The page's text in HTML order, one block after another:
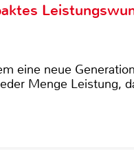
eine neue
Menge Leistung,